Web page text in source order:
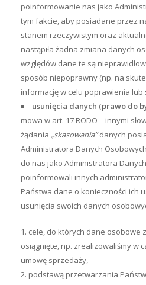
poinformowanie nas jako
tym fakcie, aby posiadane przez
stanem rzeczywistym oraz
nastąpiła żadna zmiana danych
względów dane te są
sposób niepoprawny (np. na
informację w celu poprawienia
usunięcia danych (prawo do
mowa w art. 17 RODO – innymi
żądania „skasowania”danych
Administratora Danych
do nas jako Administratora
poinformowali innych
Państwa dane o konieczności ich
usunięcia swoich danych
cele, do których dane osobowe
osiągnięte, np. zrealizowaliśmy w
umowę sprzedaży,
podstawą przetwarzania